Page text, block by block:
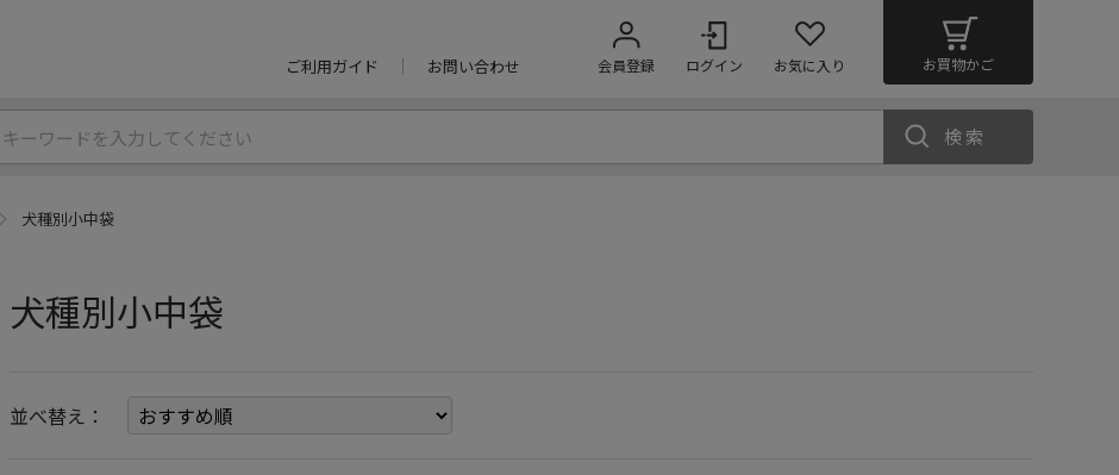
ご利用ガイド お問い合わせ 会員登録 ログイン お気に入り お買物かご
検索
犬種別小中袋
犬種別小中袋
並べ替え：